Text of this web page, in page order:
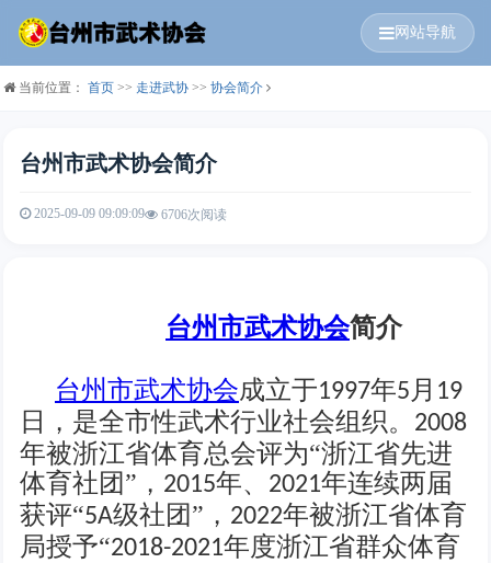
网站导航
当前位置： 首页 >> 走进武协 >> 协会简介
台州市武术协会简介
2025-09-09 09:09:09 6706次阅读
台州市武术协会简介
台州市武术协会成立于1997年5 月 19
日，是全市性武术行业社会组织。 2008
年被浙江省体育总会评为“浙江省先进
体育社团”， 2015年、 2021年连续两届
获评“5A级社团”， 2022年被浙江省体育
局授予“2018-2021年度浙江省群众体育